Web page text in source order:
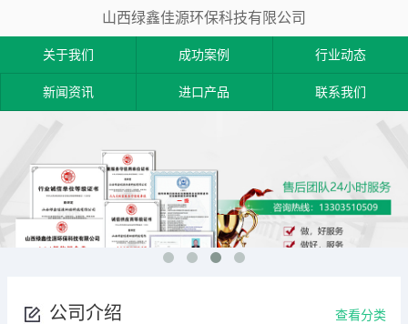
山西绿鑫佳源环保科技有限公司
关于我们 成功案例 行业动态
新闻资讯 进口产品 联系我们
公司介绍 查看分类